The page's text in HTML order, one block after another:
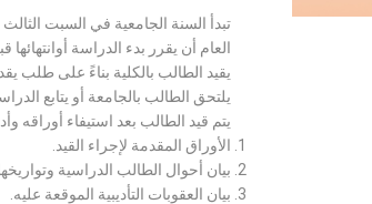
تبدأ السنة الجامعية في السبت
العام أن يقرر بدء الدراسة أوانتهائها
يقيد الطالب بالكلية بناءً على طلب
يلتحق الطالب بالجامعة أو يتابع
يتم قيد الطالب بعد استيفاء
الأوراق المقدمة لإجراء القيد.
بيان أحوال الطالب الدراسية وتواريخها
بيان العقوبات التأديبية الموقعة عليه.